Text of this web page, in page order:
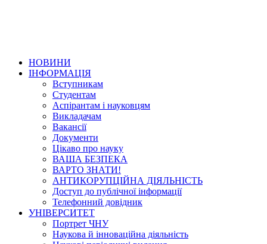
НОВИНИ
ІНФОРМАЦІЯ
Вступникам
Студентам
Аспірантам і науковцям
Викладачам
Вакансії
Документи
Цікаво про науку
ВАША БЕЗПЕКА
ВАРТО ЗНАТИ!
АНТИКОРУПЦІЙНА ДІЯЛЬНІСТЬ
Доступ до публічної інформації
Телефонний довідник
УНІВЕРСИТЕТ
Портрет ЧНУ
Наукова й інноваційна діяльність